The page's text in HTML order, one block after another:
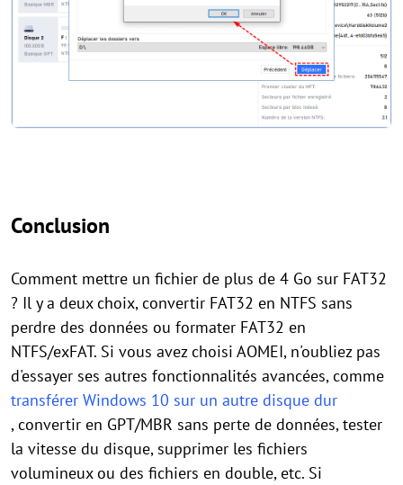
Conclusion
Comment mettre un fichier de plus de 4 Go sur FAT32
? Il y a deux choix, convertir FAT32 en NTFS sans
perdre des données ou formater FAT32 en
NTFS/exFAT. Si vous avez choisi AOMEI, n'oubliez pas
d'essayer ses autres fonctionnalités avancées, comme
transférer Windows 10 sur un autre disque dur
, convertir en GPT/MBR sans perte de données, tester
la vitesse du disque, supprimer les fichiers
volumineux ou des fichiers en double, etc. Si